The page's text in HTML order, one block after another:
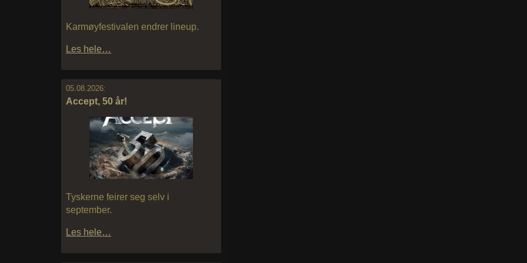
Karmøyfestivalen endrer lineup.
Les hele…
05.08.2026:
Accept, 50 år!
Tyskerne feirer seg selv i
september.
Les hele…